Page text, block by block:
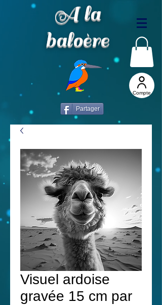
A la
baloère
Compte
Partager
Visuel ardoise
gravée 15 cm par